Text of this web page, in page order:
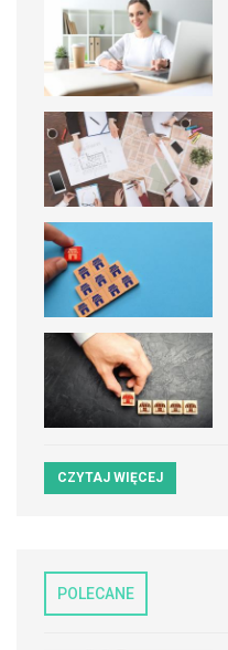
CZYTAJ WIĘCEJ
POLECANE